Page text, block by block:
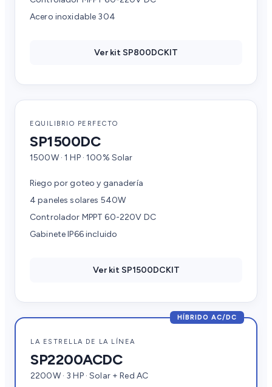
Acero inoxidable 304
Ver kit SP800DCKIT
EQUILIBRIO PERFECTO
SP1500DC
1500W · 1 HP · 100% Solar
Riego por goteo y ganadería
4 paneles solares 540W
Controlador MPPT 60-220V DC
Gabinete IP66 incluido
Ver kit SP1500DCKIT
HÍBRIDO AC/DC
LA ESTRELLA DE LA LÍNEA
SP2200ACDC
2200W · 3 HP · Solar + Red AC